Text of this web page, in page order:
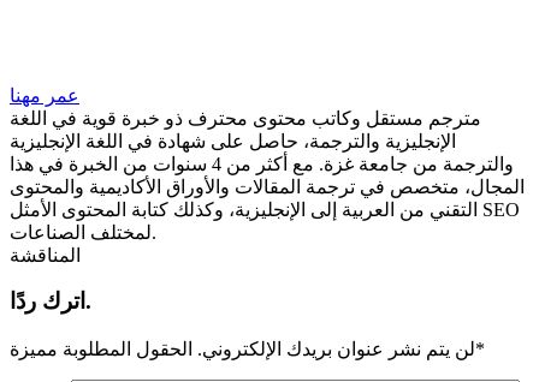
عمر مهنا
مترجم مستقل وكاتب محتوى محترف ذو خبرة قوية في اللغة
الإنجليزية والترجمة، حاصل على شهادة في اللغة الإنجليزية
والترجمة من جامعة غزة. مع أكثر من 4 سنوات من الخبرة في هذا
المجال، متخصص في ترجمة المقالات والأوراق الأكاديمية والمحتوى
التقني من العربية إلى الإنجليزية، وكذلك كتابة المحتوى الأمثل SEO
لمختلف الصناعات.
المناقشة
اترك ردًا.
لن يتم نشر عنوان بريدك الإلكتروني. الحقول المطلوبة مميزة *